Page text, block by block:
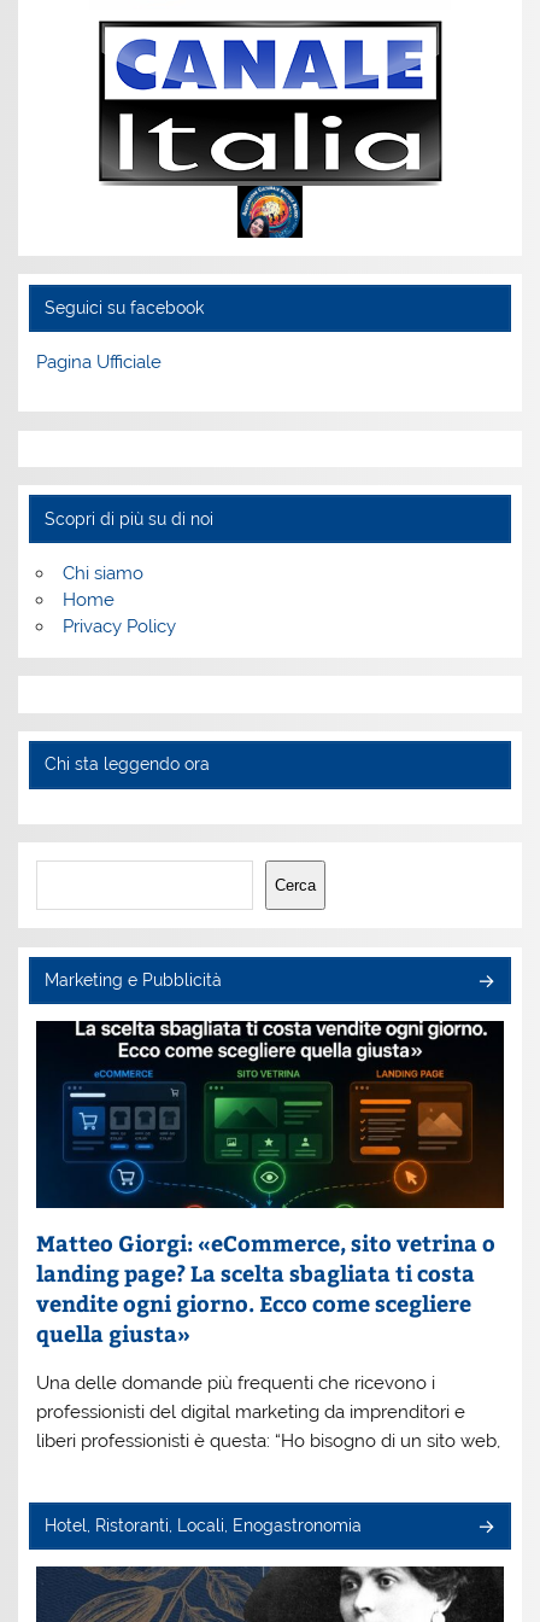
Seguici su facebook
Pagina Ufficiale
Scopri di più su di noi
Chi siamo
Home
Privacy Policy
Chi sta leggendo ora
Cerca
Cerca
Marketing e Pubblicità
Matteo Giorgi: «eCommerce, sito vetrina o
landing page? La scelta sbagliata ti costa
vendite ogni giorno. Ecco come scegliere
quella giusta»
Una delle domande più frequenti che ricevono i
professionisti del digital marketing da imprenditori e
liberi professionisti è questa: “Ho bisogno di un sito web,
Hotel, Ristoranti, Locali, Enogastronomia